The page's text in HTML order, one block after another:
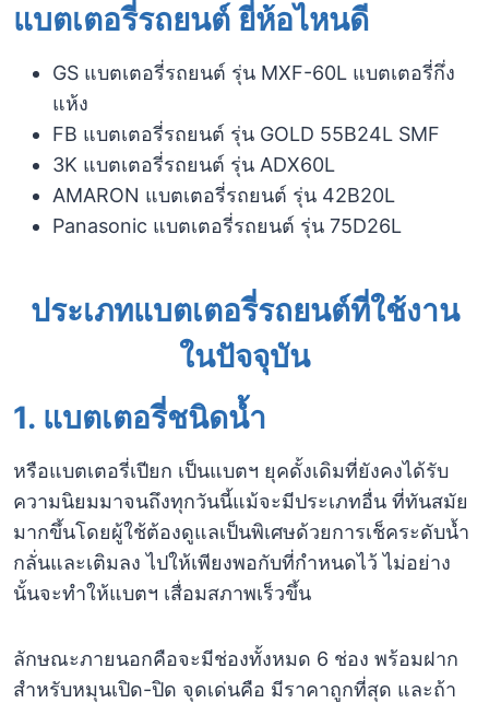
แบตเตอรี่รถยนต์ ยี่ห้อไหนดี
GS แบตเตอรี่รถยนต์ รุ่น MXF-60L แบตเตอรี่กึ่ง
แห้ง
FB แบตเตอรี่รถยนต์ รุ่น GOLD 55B24L SMF
3K แบตเตอรี่รถยนต์ รุ่น ADX60L
AMARON แบตเตอรี่รถยนต์ รุ่น 42B20L
Panasonic แบตเตอรี่รถยนต์ รุ่น 75D26L
ประเภทแบตเตอรี่รถยนต์ที่ใช้งาน
ในปัจจุบัน
1. แบตเตอรี่ชนิดน้ำ
หรือแบตเตอรี่เปียก เป็นแบตฯ ยุคดั้งเดิมที่ยังคงได้รับ
ความนิยมมาจนถึงทุกวันนี้แม้จะมีประเภทอื่น ที่ทันสมัย
มากขึ้นโดยผู้ใช้ต้องดูแลเป็นพิเศษด้วยการเช็คระดับน้ำ
กลั่นและเติมลง ไปให้เพียงพอกับที่กำหนดไว้ ไม่อย่าง
นั้นจะทำให้แบตฯ เสื่อมสภาพเร็วขึ้น
ลักษณะภายนอกคือจะมีช่องทั้งหมด 6 ช่อง พร้อมฝาก
สำหรับหมุนเปิด-ปิด จุดเด่นคือ มีราคาถูกที่สุด และถ้า